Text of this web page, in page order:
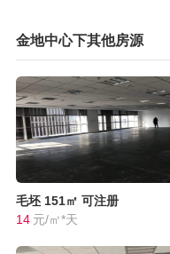
金地中心下其他房源
毛坯 151㎡ 可注册
14 元/㎡*天